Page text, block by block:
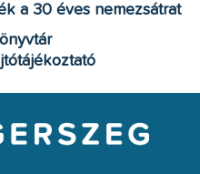
a 30 éves nemezsátrat